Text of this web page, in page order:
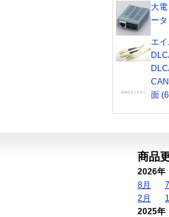
大
ー
エ
面
商品
2026年
8月
2月
2025年